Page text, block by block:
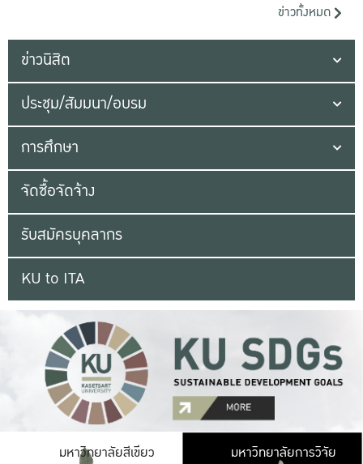
ข่าวทั้งหมด
ข่าวนิสิต
ประชุม/สัมมนา/อบรม
การศึกษา
จัดซื้อจัดจ้าง
รับสมัครบุคลากร
KU to ITA
มหาวิทยาลัยสีเขียว มหาวิ
มหาวิทยาลัยการวิจัย